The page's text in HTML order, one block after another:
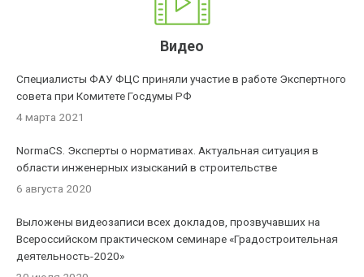
Видео
Специалисты ФАУ ФЦС приняли участие в работе Экспертного
совета при Комитете Госдумы РФ
4 марта 2021
NormaCS. Эксперты о нормативах. Актуальная ситуация в
области инженерных изысканий в строительстве
6 августа 2020
Выложены видеозаписи всех докладов, прозвучавших на
Всероссийском практическом семинаре «Градостроительная
деятельность-2020»